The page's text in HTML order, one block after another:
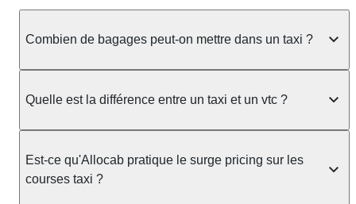
Combien de bagages peut-on mettre dans un taxi ?
taxi berline accueille en général jusqu'à 3 bagages
ou nombreux, précisez-le dans le champ "Message
au chauffeur" lors de la réservation. Le prix n'est
pas impacté par le nombre de bagages.
Quelle est la différence entre un taxi et un vtc ?
prendre en charge directement dans la rue, à une
station ou sur réservation, avec un tarif au
Est-ce qu'Allocab pratique le surge pricing sur les
courses taxi ?